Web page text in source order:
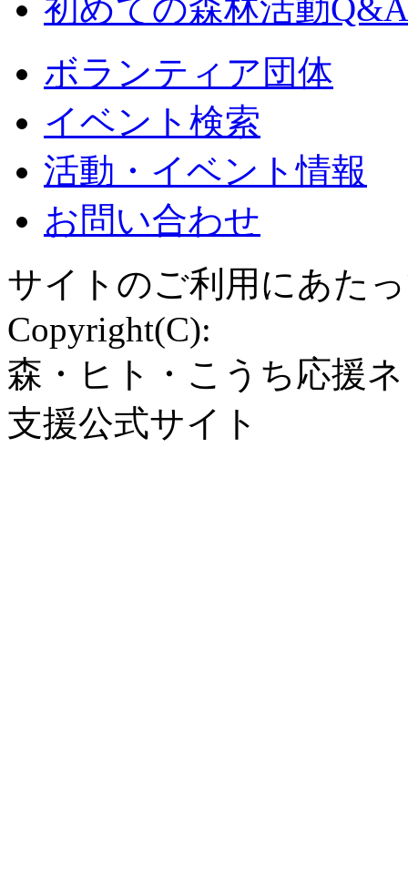
初めての森林活動Q&A
ボランティア団体
イベント検索
活動・イベント情報
お問い合わせ
サイトのご利用にあた
Copyright(C):
森・ヒト・こうち応援
支援公式サイト